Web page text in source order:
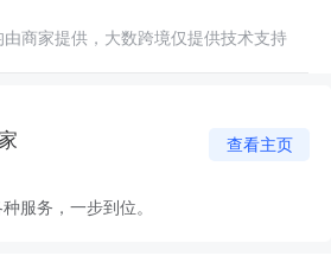
商家提供，大数跨境仅提供技术支持
查看主页
服务，一步到位。